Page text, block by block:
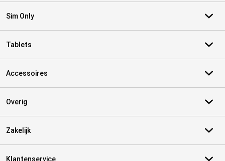
Sim Only
Tablets
Accessoires
Overig
Zakelijk
Klantenservice